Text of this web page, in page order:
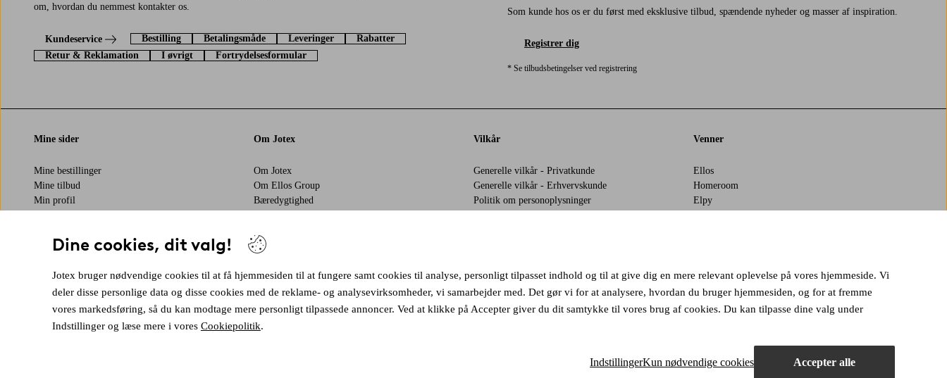
Dine cookies, dit valg!
Jotex bruger nødvendige cookies til at få hjemmesiden til at fungere samt cookies til analyse, personligt tilpasset indhold og til at give dig en mere relevant oplevelse på vores hjemmeside. Vi
deler disse personlige data og disse cookies med de reklame- og analysevirksomheder, vi samarbejder med. Det gør vi for at analysere, hvordan du bruger hjemmesiden, og for at fremme
vores markedsføring, så du kan modtage mere personligt tilpassede annoncer. Ved at klikke på Accepter giver du dit samtykke til vores brug af cookies. Du kan tilpasse dine valg under
Indstillinger og læse mere i vores Cookiepolitik.
Accepter alle
Kun nødvendige cookies
Indstillinger
Som kunde hos os er du først med eksklusive tilbud, spændende nyheder og masser af inspiration.
Registrer dig
* Se tilbudsbetingelser ved registrering
om, hvordan du nemmest kontakter os.
Kundeservice Bestilling Betalingsmåde Leveringer
Rabatter
Retur & Reklamation
I øvrigt Fortrydelsesformular
Mine sider
Mine bestillinger
Mine tilbud
Min profil
Om Jotex
Om Jotex
Om Ellos Group
Bæredygtighed
Vilkår
Generelle vilkår - Privatkunde
Generelle vilkår - Erhvervskunde
Politik om personoplysninger
Venner
Ellos
Homeroom
Elpy
Sikre betalinger - betal nu eller del op
Vil du vide mere om vores betalingsmuligheder?